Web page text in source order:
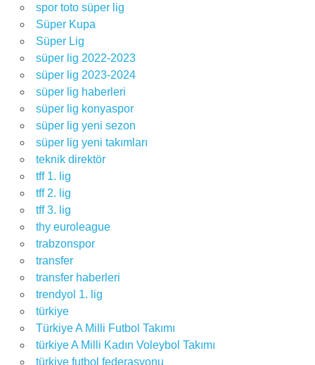
spor toto süper lig
Süper Kupa
Süper Lig
süper lig 2022-2023
süper lig 2023-2024
süper lig haberleri
süper lig konyaspor
süper lig yeni sezon
süper lig yeni takımları
teknik direktör
tff 1. lig
tff 2. lig
tff 3. lig
thy euroleague
trabzonspor
transfer
transfer haberleri
trendyol 1. lig
türkiye
Türkiye A Milli Futbol Takımı
türkiye A Milli Kadın Voleybol Takımı
türkiye futbol federasyonu